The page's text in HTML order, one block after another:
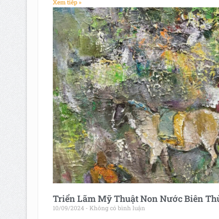
Xem tiếp »
Triển Lãm Mỹ Thuật Non Nước Biên
10/09/2024 Không có bình luận